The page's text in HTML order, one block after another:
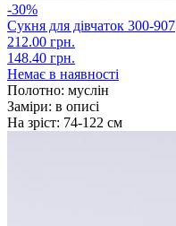
-30%
Сукня для дівчаток 300-907
212.00 грн.
148.40 грн.
Немає в наявності
Полотно: муслін
Заміри: в описі
На зріст: 74-122 см